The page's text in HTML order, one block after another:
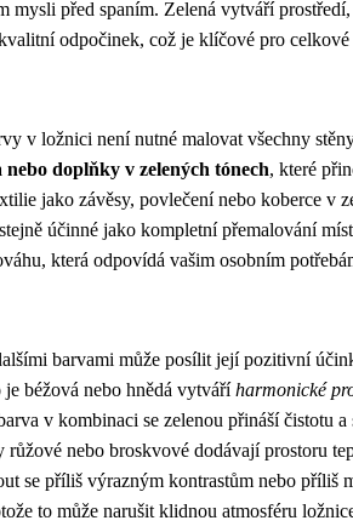
mysli před spaním. Zelená vytváří
odpočinek, což je klíčové pro celkové
v ložnici není nutné malovat všechny
doplňky v zelených tónech, které
jako závěsy, povlečení nebo koberce v
účinné jako kompletní přemalování
která odpovídá vašim osobním
barvami může posílit její pozitivní
béžová nebo hnědá vytváříharmonické
v kombinaci se zelenou přináší čistotu a
růžové nebo broskvové dodávají prostoru
se příliš výrazným kontrastům nebo příliš
to může narušit klidnou atmosféru